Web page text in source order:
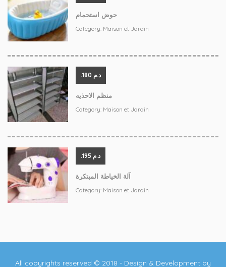
حوض استحمام
Category: Maison et Jardin
.د.م 180
منظم الاحذيه
Category: Maison et Jardin
.د.م 195
آلة الخياطة المبتكرة
Category: Maison et Jardin
All copyrights reserved © 2018 - Design & Development by